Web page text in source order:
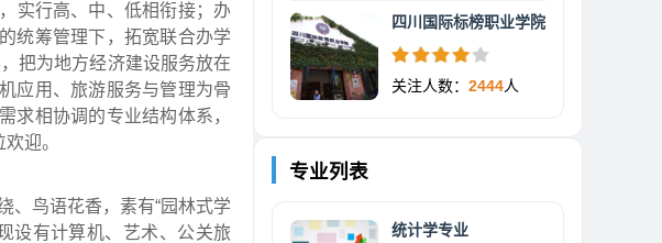
实行高、中、低相衔接；办
统筹管理下，拓宽联合办学
把为地方经济建设服务放在
应用、旅游服务与管理为骨
求相协调的专业结构体系，
迎。
鸟语花香，素有“园林式学
设有计算机、艺术、公关旅
四川国际标榜职业学院
关注人数： 2444人
专业列表
统计学专业